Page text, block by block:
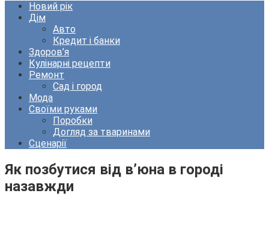
Новий рік
Дім
Авто
Кредит і банки
Здоров’я
Кулінарні рецепти
Ремонт
Сад і город
Мода
Своїми руками
Поробки
Догляд за тваринами
Сценарії
Як позбутися від в’юна в городі
назавжди